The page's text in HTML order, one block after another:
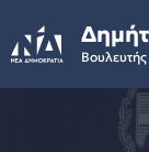
to
content